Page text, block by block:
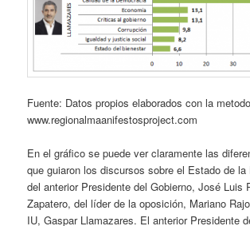
Fuente: Datos propios elaborados con la
www.regionalmaanifestosproject.com
En el gráfico se puede ver claramente las
que guiaron los discursos sobre el Estado de la
del anterior Presidente del Gobierno, José Luis
Zapatero, del líder de la oposición, Mariano
IU, Gaspar Llamazares. El anterior Presidente